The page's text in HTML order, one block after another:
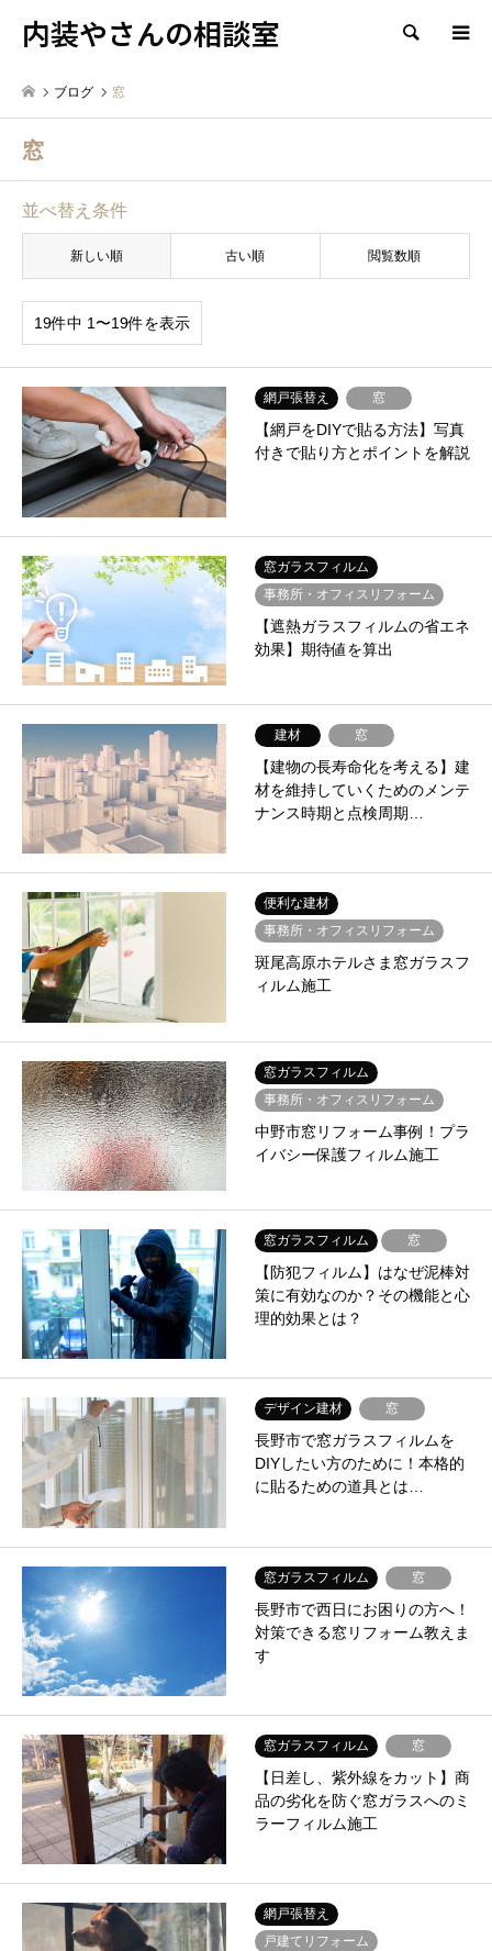
内装やさんの相談室 検索
ブログ 窓
窓
並べ替え条件
新しい順 古い順 閲覧数順
19件中 1〜19件を表示
網戸張替え 窓
【網戸をDIYで貼る方法】写真
付きで貼り方とポイントを解説
窓ガラスフィルム
事務所・オフィスリフォーム
【遮熱ガラスフィルムの省エネ
効果】期待値を算出
建材 窓
【建物の長寿命化を考える】建
材を維持していくためのメンテ
ナンス時期と点検周期…
便利な建材
事務所・オフィスリフォーム
斑尾高原ホテルさま窓ガラスフ
ィルム施工
窓ガラスフィルム
事務所・オフィスリフォーム
中野市窓リフォーム事例！プラ
イバシー保護フィルム施工
窓ガラスフィルム 窓
【防犯フィルム】はなぜ泥棒対
策に有効なのか？その機能と心
理的効果とは？
デザイン建材 窓
長野市で窓ガラスフィルムを
DIYしたい方のために！本格的
に貼るための道具とは…
窓ガラスフィルム 窓
長野市で西日にお困りの方へ！
対策できる窓リフォーム教えま
す
窓ガラスフィルム 窓
【日差し、紫外線をカット】商
品の劣化を防ぐ窓ガラスへのミ
ラーフィルム施工
網戸張替え
戸建てリフォーム